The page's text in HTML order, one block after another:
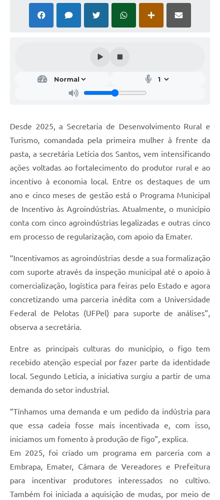
Telefones Úteis
Desde 2025, a Secretaria de Desenvolvimento Rural e
Turismo, comandada pela primeira mulher à frente da
pasta, a secretária Letícia dos Santos, vem intensificando
ações voltadas ao fortalecimento do produtor rural e ao
incentivo à economia local. Entre os destaques de um
ano e cinco meses de gestão está o Programa Municipal
de Incentivo às Agroindústrias. Atualmente, o município
conta com cinco agroindústrias legalizadas e outras cinco
em processo de regularização, com apoio da Emater.
“Incentivamos as agroindústrias desde a sua formalização
com suporte através da inspeção municipal até o apoio à
comercialização, logística para feiras pelo Estado e agora
concretizando uma parceria inédita com a Universidade
Federal de Pelotas (UFPel) para suporte de análises”,
observa a secretária.
Entre as principais culturas do município, o figo tem
recebido atenção especial por fazer parte da identidade
local. Segundo Letícia, a iniciativa surgiu a partir de uma
demanda do setor industrial.
“Tínhamos uma demanda e um pedido da indústria para
que essa cadeia fosse mais incentivada e, com isso,
iniciamos um fomento à produção de figo”, explica.
Em 2025, foi criado um programa em parceria com a
Embrapa, Emater, Câmara de Vereadores e Prefeitura
para incentivar produtores interessados no cultivo.
Também foi iniciada a aquisição de mudas, por meio de